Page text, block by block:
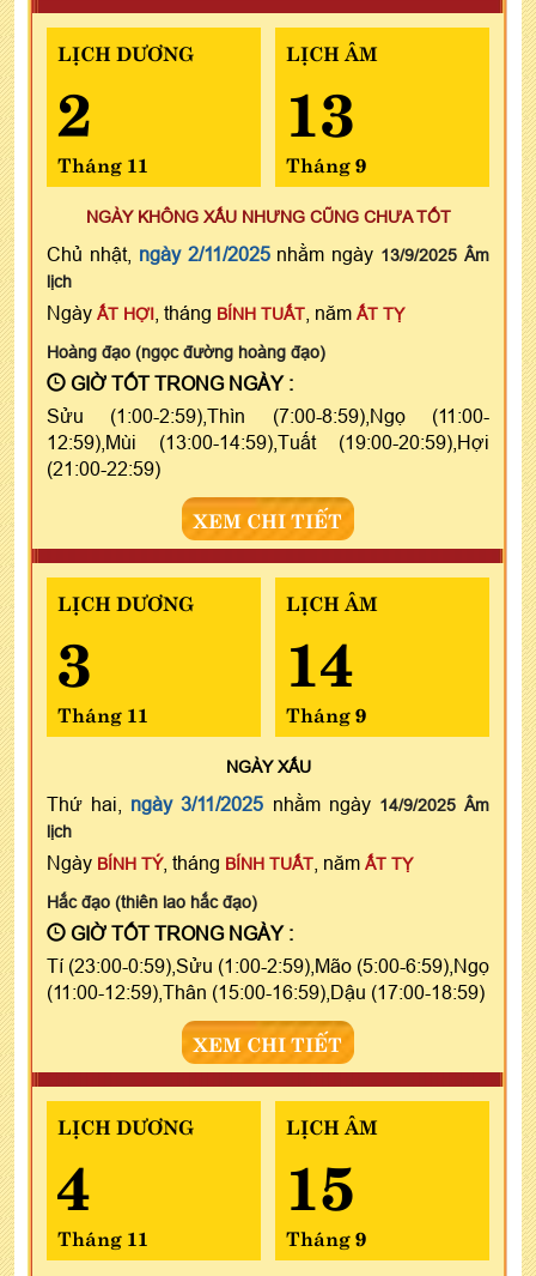
LỊCH DƯƠNG
2
Tháng 11
LỊCH ÂM
13
Tháng 9
NGÀY KHÔNG XẤU NHƯNG CŨNG CHƯA TỐT
Chủ nhật, ngày 2/11/2025nhằm ngày 13/9/2025 Âm
lịch
Ngày ẤT HỢI , tháng BÍNH TUẤT , năm ẤT TỴ
Hoàng đạo (ngọc đường hoàng đạo)
GIỜ TỐT TRONG NGÀY :
Sửu (1:00-2:59),Thìn (7:00-8:59),Ngọ (11:00-
12:59),Mùi (13:00-14:59),Tuất (19:00-20:59),Hợi
(21:00-22:59)
XEM CHI TIẾT
LỊCH DƯƠNG
3
Tháng 11
LỊCH ÂM
14
Tháng 9
NGÀYXẤU
Thứ hai, ngày 3/11/2025 nhằm ngày 14/9/2025 Âm
lịch
Ngày BÍNH TÝ, tháng BÍNH TUẤT , năm ẤT TỴ
Hắc đạo (thiên lao hắc đạo)
GIỜ TỐT TRONG NGÀY :
Tí (23:00-0:59),Sửu (1:00-2:59),Mão (5:00-6:59),Ngọ
(11:00-12:59),Thân (15:00-16:59),Dậu (17:00-18:59)
XEM CHI TIẾT
LỊCH DƯƠNG
4
Tháng 11
LỊCH ÂM
15
Tháng 9